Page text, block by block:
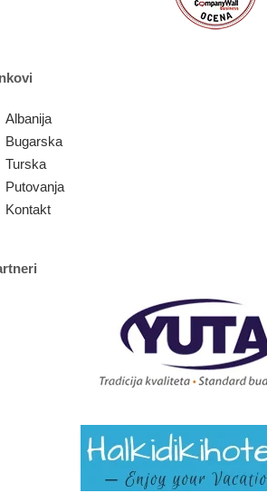
Albanija
Bugarska
Turska
Putovanja
Kontakt